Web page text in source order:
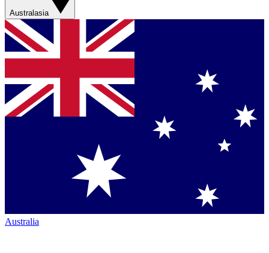
Australasia
Australia